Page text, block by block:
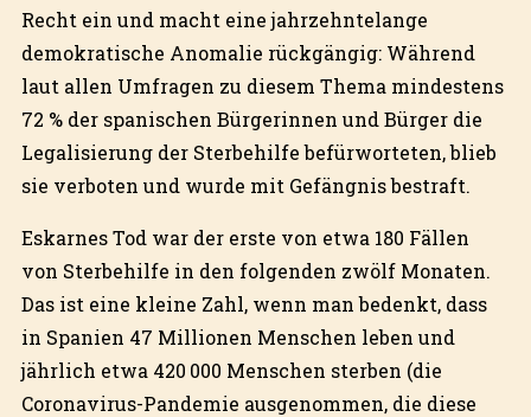
Recht ein und macht eine jahrzehntelange
demokratische Anomalie rückgängig: Während
laut allen Umfragen zu diesem Thema mindestens
72 % der spanischen Bürgerinnen und Bürger die
Legalisierung der Sterbehilfe befürworteten, blieb
sie verboten und wurde mit Gefängnis bestraft.
Eskarnes Tod war der erste von etwa 180 Fällen
von Sterbehilfe in den folgenden zwölf Monaten.
Das ist eine kleine Zahl, wenn man bedenkt, dass
in Spanien 47 Millionen Menschen leben und
jährlich etwa 420 000 Menschen sterben (die
Coronavirus-Pandemie ausgenommen, die diese